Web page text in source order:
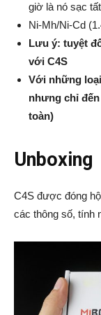
giờ là nó sạc
Ni-Mh/Ni-Cd
Lưu ý: tuyệt
với C4S
Với những
nhưng chỉ
toàn)
Unboxing
C4S được đóng
các thông số, tính